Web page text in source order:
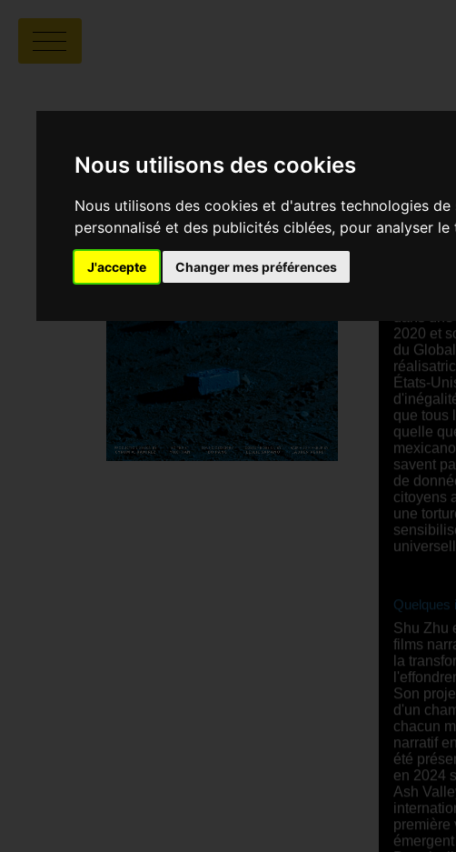
Nous utilisons des cookies
Nous utilisons des cookies et d'autres technologies
personnalisé et des publicités ciblées, pour analyser
J'accepte Changer mes préférences
Laura,
2020 et
du
États-
que tous
quelle
savent
de
citoyens
une
Quelques
Shu Zhu
films
la
Son
d'un
chacun
narratif
été
en 2024
Ash
première